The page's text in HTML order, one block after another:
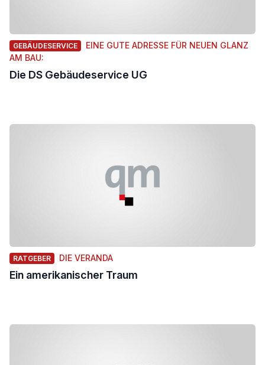
GEBÄUDESERVICE
EINE GUTE ADRESSE FÜR NEUEN GLANZ
AM BAU:
Die DS Gebäudeservice UG
RATGEBER DIE VERANDA
Ein amerikanischer Traum